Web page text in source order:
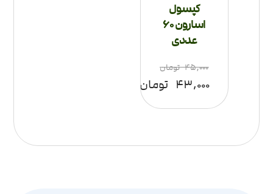
کپسول
اسارون 60
عددی
۴۵,۰۰۰ تومان
۴۳,۰۰۰ تومان